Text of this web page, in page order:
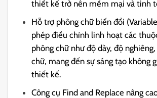
thiết kế trở nên mềm mại và tinh
Hỗ trợ phông chữ biến đổi
phép điều chỉnh linh hoạt các
phông chữ như độ dày, độ
chữ, mang đến sự sáng tạo không
thiết kế.
Công cụ Find and Replace nâng